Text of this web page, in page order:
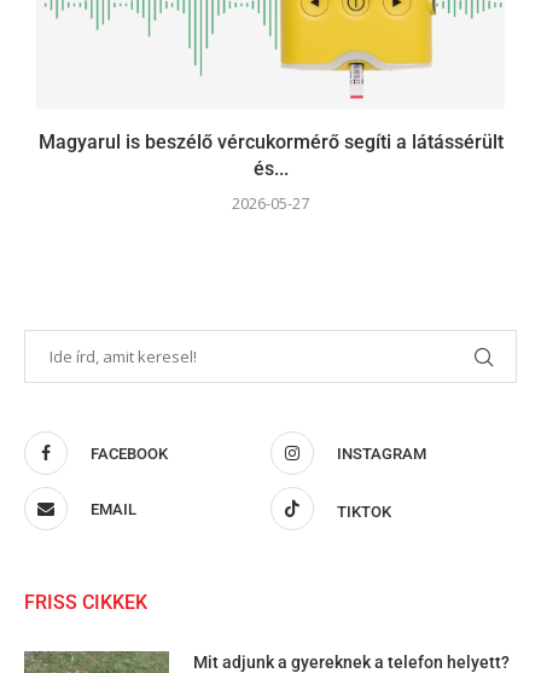
Magyarul is beszélő vércukormérő segíti a látássérült
és...
2026-05-27
FACEBOOK INSTAGRAM
EMAIL TIKTOK
FRISS CIKKEK
Mit adjunk a gyereknek a telefon helyett?